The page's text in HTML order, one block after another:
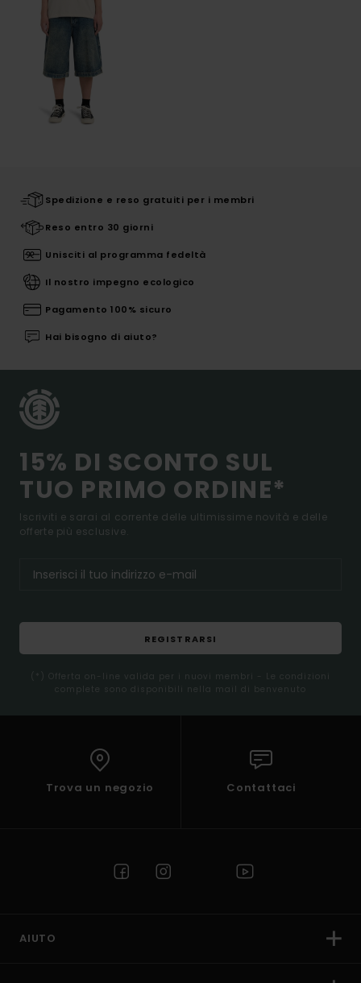
Spedizione e reso gratuiti per i membri
Reso entro 30 giorni
Unisciti al programma fedeltà
Il nostro impegno ecologico
Pagamento 100% sicuro
Hai bisogno di aiuto?
15% DI SCONTO SUL
TUO PRIMO ORDINE*
Iscriviti e sarai al corrente delle ultimissime novità e delle
offerte più esclusive.
REGISTRARSI
(*) Offerta on-line valida per i nuovi membri - Le condizioni
complete sono disponibili nella mail di benvenuto
Trova un negozio Contattaci
AIUTO